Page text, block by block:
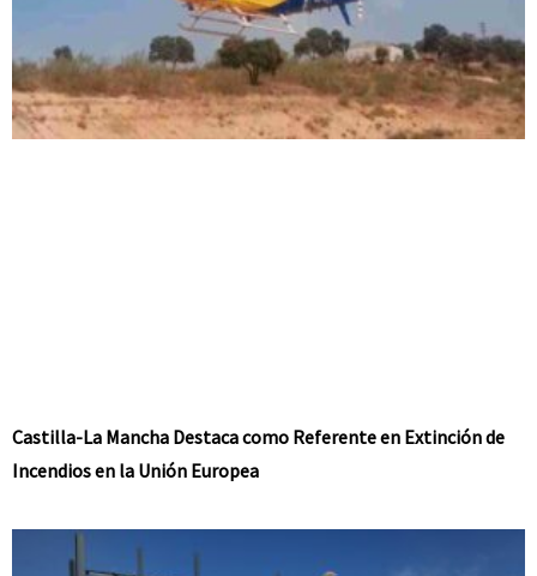
Castilla-La Mancha Destaca como Referente en Extinción de
Incendios en la Unión Europea